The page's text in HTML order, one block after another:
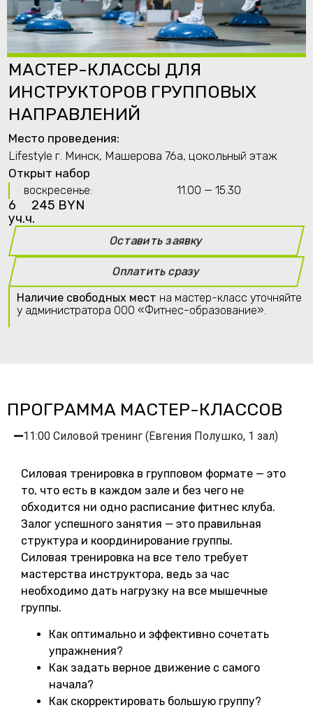
МАСТЕР-КЛАССЫ ДЛЯ
ИНСТРУКТОРОВ ГРУППОВЫХ
НАПРАВЛЕНИЙ
Место проведения:
Lifestyle г. Минск, Машерова 76а, цокольный этаж
Открыт набор
воскресенье: 11.00 — 15.30
6
уч.ч.
245 BYN
Наличие свободных мест на мастер-класс уточняйте
у администратора OOO «Фитнес-образование».
Оставить заявку
Оплатить сразу
ПРОГРАММА МАСТЕР-КЛАССОВ
11:00 Силовой тренинг (Евгения Полушко, 1 зал)
Силовая тренировка в групповом формате — это
то, что есть в каждом зале и без чего не
обходится ни одно расписание фитнес клуба.
Залог успешного занятия — это правильная
структура и координирование группы.
Силовая тренировка на все тело требует
мастерства инструктора, ведь за час
необходимо дать нагрузку на все мышечные
группы.
Как оптимально и эффективно сочетать
упражнения?
Как задать верное движение с самого
начала?
Как скорректировать большую группу?